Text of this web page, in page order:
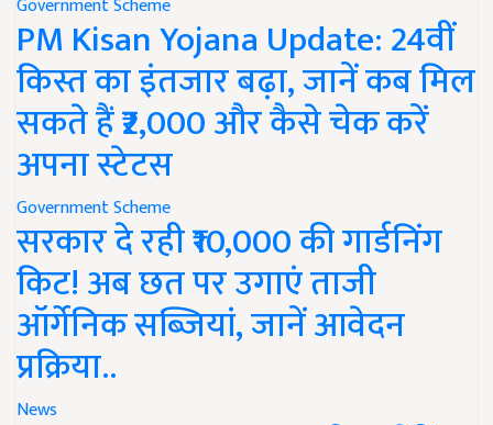
PM Kisan Yojana Update: 24वीं
किस्त का इंतजार बढ़ा, जानें कब मिल
सकते हैं ₹2,000 और कैसे चेक करें
अपना स्टेटस
Government Scheme
सरकार दे रही ₹10,000 की गार्डनिंग
किट! अब छत पर उगाएं ताजी
ऑर्गेनिक सब्जियां, जानें आवेदन
प्रक्रिया..
News